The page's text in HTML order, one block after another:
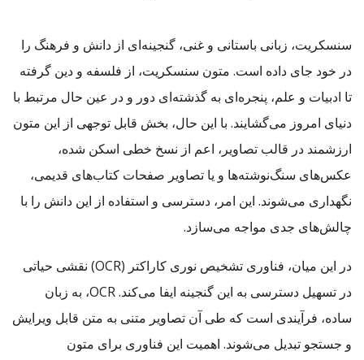
سنسکریت، زبانی باستانی و غنی، گنجینه‌ای از دانش و فرهنگ را
در خود جای داده است. متون سنسکریت، از فلسفه و دین گرفته
تا ادبیات و علم، پنجره‌ای به گذشته‌ای دور و در عین حال مرتبط با
دنیای امروز می‌گشایند. با این حال، بخش قابل توجهی از این متون
ارزشمند در قالب تصاویر، اعم از نسخ خطی اسکن شده،
عکس‌های سنگ‌نوشته‌ها و یا تصاویر صفحات کتاب‌های قدیمی،
نگهداری می‌شوند. این امر، دسترسی و استفاده از این دانش را با
چالش‌های جدی مواجه می‌سازد.
در این میان، فناوری تشخیص نوری کاراکتر (OCR) نقشی حیاتی
در تسهیل دسترسی به این گنجینه ایفا می‌کند. OCR، به زبان
ساده، فرآیندی است که طی آن تصاویر متنی به متن قابل ویرایش
و جستجو تبدیل می‌شوند. اهمیت این فناوری برای متون